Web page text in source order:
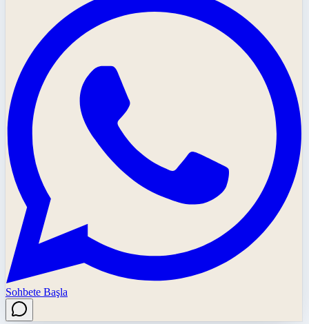
Sohbete Başla